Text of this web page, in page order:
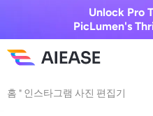
Unlock Pro
PicLumen's
홈
홈 " 인스타그램 사진 편집기